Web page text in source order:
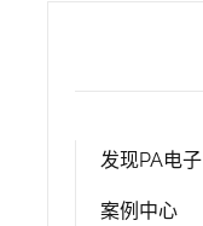
发现PA电子
案例中心